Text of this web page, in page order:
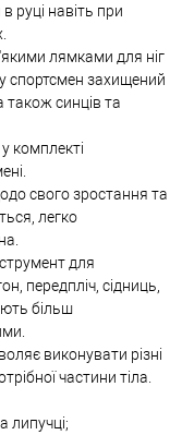
руці навіть при
лямками для ніг
спортсмен захищений
також синців та
комплекті
свого зростання та
легко
для
передпліч, сідниць,
більш
виконувати різні
частини тіла.
липучці;